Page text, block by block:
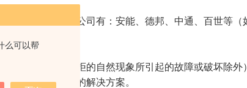
么可以帮
们目合作的物流公司有：安能、德邦、中通、百世等（
为因素或不可抗拒的自然现象所引起的故障或破坏除外
题，并得到明确的解决方案。